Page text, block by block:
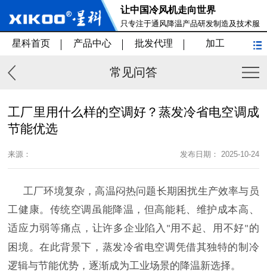
让中国冷风机走向世界
只专注于通风降温产品研发制造及技术服
务
星科首页 产品中心 批发代理 加工
常见问答
工厂里用什么样的空调好？蒸发冷省电空调成
节能优选
来源： 发布日期： 2025-10-24
工厂环境复杂，高温闷热问题长期困扰生产效率与员
工健康。传统空调虽能降温，但高能耗、维护成本高、
适应力弱等痛点，让许多企业陷入 "用不起、用不好"的
困境。在此背景下，蒸发冷省电空调凭借其独特的制冷
逻辑与节能优势，逐渐成为工业场景的降温新选择。